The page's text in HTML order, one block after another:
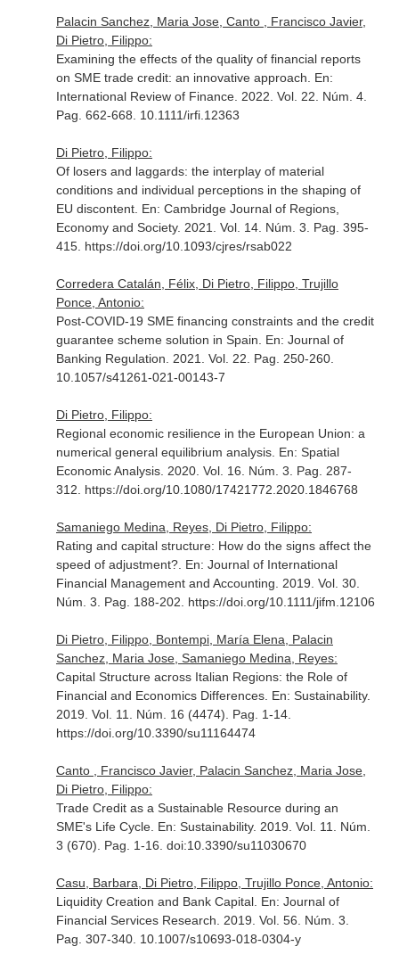
Palacin Sanchez, Maria Jose, Canto , Francisco Javier,
Di Pietro, Filippo:
Examining the effects of the quality of financial reports
on SME trade credit: an innovative approach. En:
International Review of Finance. 2022. Vol. 22. Núm. 4.
Pag. 662-668. 10.1111/irfi.12363
Di Pietro, Filippo:
Of losers and laggards: the interplay of material
conditions and individual perceptions in the shaping of
EU discontent. En: Cambridge Journal of Regions,
Economy and Society. 2021. Vol. 14. Núm. 3. Pag. 395-
415. https://doi.org/10.1093/cjres/rsab022
Corredera Catalán, Félix, Di Pietro, Filippo, Trujillo
Ponce, Antonio:
Post-COVID-19 SME financing constraints and the credit
guarantee scheme solution in Spain. En: Journal of
Banking Regulation . 2021. Vol. 22. Pag. 250-260.
10.1057/s41261-021-00143-7
Di Pietro, Filippo:
Regional economic resilience in the European Union: a
numerical general equilibrium analysis. En: Spatial
Economic Analysis. 2020. Vol. 16. Núm. 3. Pag. 287-
312. https://doi.org/10.1080/17421772.2020.1846768
Samaniego Medina, Reyes, Di Pietro, Filippo:
Rating and capital structure: How do the signs affect the
speed of adjustment?. En: Journal of International
Financial Management and Accounting . 2019. Vol. 30.
Núm. 3. Pag. 188-202. https://doi.org/10.1111/jifm.12106
Di Pietro, Filippo, Bontempi, María Elena, Palacin
Sanchez, Maria Jose, Samaniego Medina, Reyes:
Capital Structure across Italian Regions: the Role of
Financial and Economics Differences. En: Sustainability.
2019. Vol. 11. Núm. 16 (4474). Pag. 1-14.
https://doi.org/10.3390/su11164474
Canto , Francisco Javier, Palacin Sanchez, Maria Jose,
Di Pietro, Filippo:
Trade Credit as a Sustainable Resource during an
SME's Life Cycle. En: Sustainability. 2019. Vol. 11. Núm.
3 (670). Pag. 1-16. doi:10.3390/su11030670
Casu, Barbara, Di Pietro, Filippo, Trujillo Ponce, Antonio:
Liquidity Creation and Bank Capital. En: Journal of
Financial Services Research . 2019. Vol. 56. Núm. 3.
Pag. 307-340. 10.1007/s10693-018-0304-y